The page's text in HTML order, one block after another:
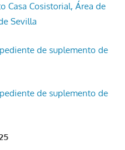
Casa Cosistorial, Área de
Sevilla
de suplemento de
de suplemento de